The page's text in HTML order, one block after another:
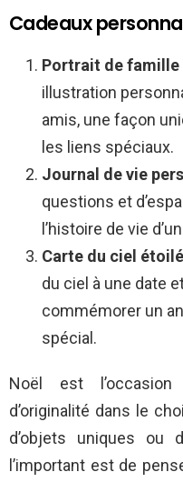
Cadeaux
Portrait de
illustration
amis, une façon
les liens spéciaux.
Journal de vie
questions et
l’histoire de vie
Carte du ciel étoilé
du ciel à une date
commémorer un
spécial.
Noël est
d’originalité dans le
d’objets uniques ou
l’important est de